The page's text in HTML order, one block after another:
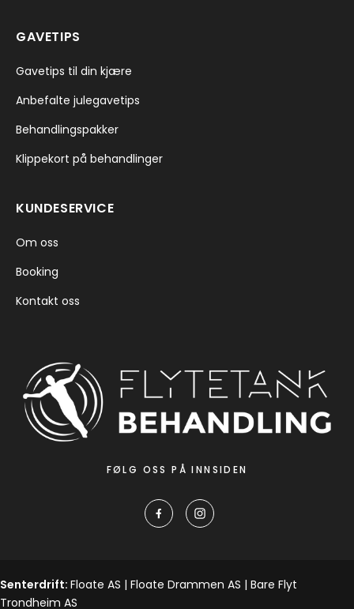
GAVETIPS
Gavetips til din kjære
Anbefalte julegavetips
Behandlingspakker
Klippekort på behandlinger
KUNDESERVICE
Om oss
Booking
Kontakt oss
FØLG OSS PÅ INNSIDEN
Senterdrift: Floate AS | Floate Drammen AS | Bare Flyt
Trondheim AS